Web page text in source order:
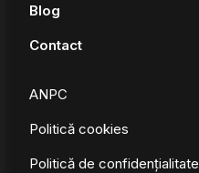
Blog
Contact
ANPC
Politică cookies
Politică de confidențialitate